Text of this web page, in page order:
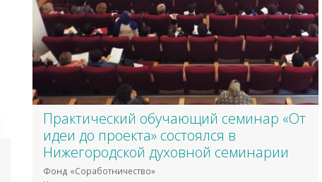
Практический обучающий семинар «От
идеи до проекта» состоялся в
Нижегородской духовной семинарии
Фонд «Соработничество»